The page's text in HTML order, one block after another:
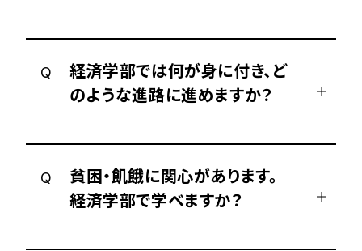
Q
経済学部では何が身に付き、ど
のような進路に進めますか？
Q
貧困・飢餓に関心があります。
経済学部で学べますか？